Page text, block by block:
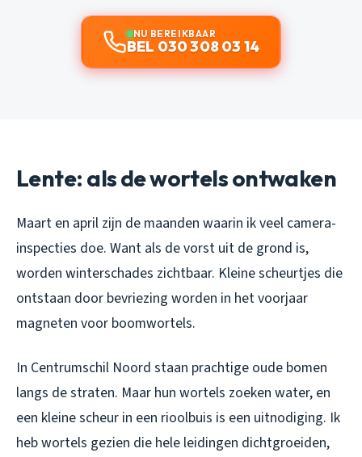
NU BEREIKBAAR
BEL 030 308 03 14
Lente: als de wortels ontwaken
Maart en april zijn de maanden waarin ik veel camera-
inspecties doe. Want als de vorst uit de grond is,
worden winterschades zichtbaar. Kleine scheurtjes die
ontstaan door bevriezing worden in het voorjaar
magneten voor boomwortels.
In Centrumschil Noord staan prachtige oude bomen
langs de straten. Maar hun wortels zoeken water, en
een kleine scheur in een rioolbuis is een uitnodiging. Ik
heb wortels gezien die hele leidingen dichtgroeiden,